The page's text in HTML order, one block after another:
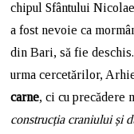
chipul Sfântului
a fost nevoie ca
din Bari, să fie
urma cercetărilor,
carne, ci cu precădere
construcția craniului și